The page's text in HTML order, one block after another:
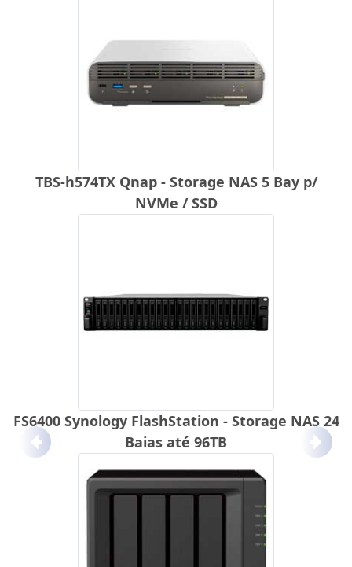
TBS-h574TX Qnap - Storage NAS 5 Bay p/
NVMe / SSD
FS6400 Synology FlashStation - Storage NAS 24
Baias até 96TB
Anterior